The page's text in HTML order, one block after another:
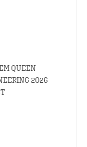
QUEEN
2026